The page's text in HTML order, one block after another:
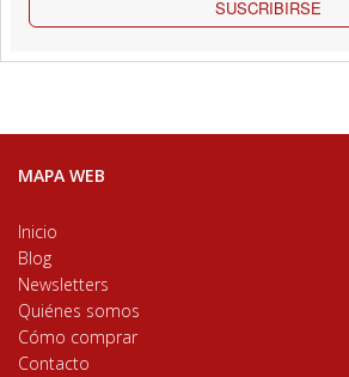
SUSCRIBIRSE
MAPA WEB
Inicio
Blog
Newsletters
Quiénes somos
Cómo comprar
Contacto